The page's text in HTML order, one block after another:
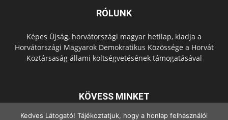
RÓLUNK
Képes Újság, horvátországi magyar hetilap, kiadja a
Horvátországi Magyarok Demokratikus Közössége a Horvát
Köztársaság állami költségvetésének támogatásával
KÖVESS MINKET
Kedves Látogató! Tájékoztatjuk, hogy a honlap felhasználói